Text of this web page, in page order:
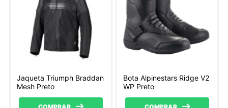
Jaqueta Triumph Braddan
Mesh Preto
Bota Alpinestars Ridge V2
WP Preto